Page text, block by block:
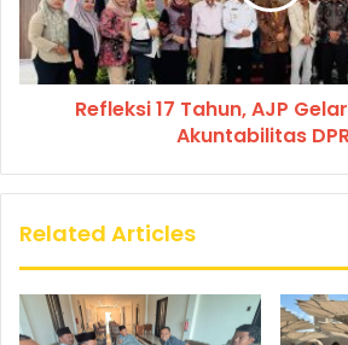
Refleksi 17 Tahun, AJP
Akuntabilitas
Related Articles